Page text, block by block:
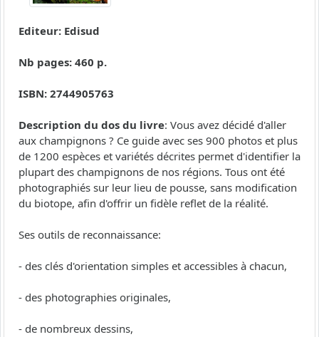
Editeur: Edisud
Nb pages: 460 p.
ISBN: 2744905763
Description du dos du livre: Vous avez décidé d'aller
aux champignons ? Ce guide avec ses 900 photos et plus
de 1200 espèces et variétés décrites permet d'identifier la
plupart des champignons de nos régions. Tous ont été
photographiés sur leur lieu de pousse, sans modification
du biotope, afin d'offrir un fidèle reflet de la réalité.
Ses outils de reconnaissance:
- des clés d'orientation simples et accessibles à chacun,
- des photographies originales,
- de nombreux dessins,